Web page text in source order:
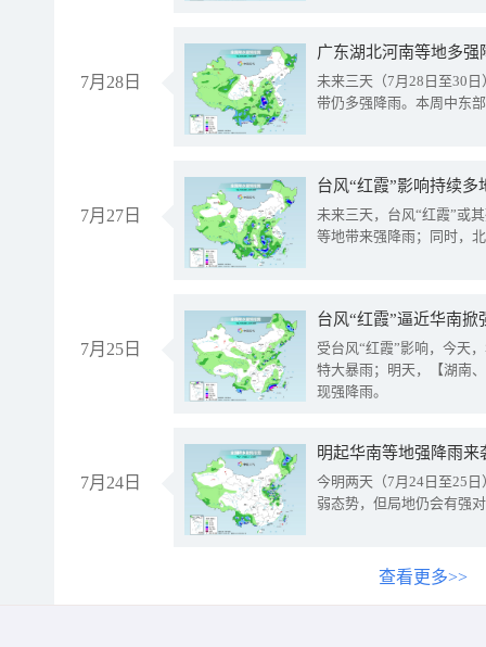
7月28日
广东湖北河南等地多
未来三天（7月28日至30
带仍多强降雨。本周中东
7月27日
台风“红霞”影响持续
未来三天，台风“红霞”或
等地带来强降雨；同时，
7月25日
台风“红霞”逼近华南
受台风“红霞”影响，今天
特大暴雨；明天，【湖南
现强降雨。
7月24日
明起华南等地强降雨
今明两天（7月24日至25
弱态势，但局地仍会有强
查看更多>>